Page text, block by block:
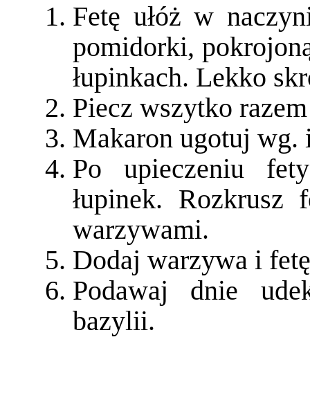
Fetę ułóż w
pomidorki,
łupinkach. Lekko
Piecz wszytko
Makaron ugotuj wg.
Po upieczeniu
łupinek.
warzywami.
Dodaj warzywa i
Podawaj dnie
bazylii.